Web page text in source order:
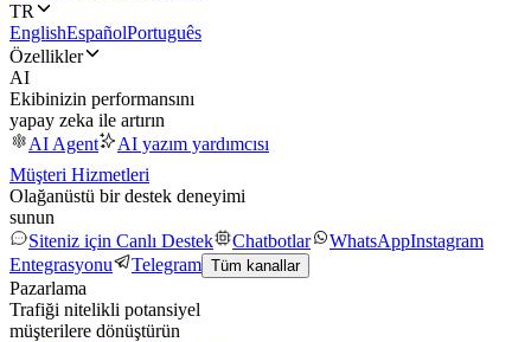
TR
EnglishEspañolPortuguês
Özellikler
AI
Ekibinizin performansını
yapay zeka ile artırın
AI Agent
AI yazım yardımcısı
Müşteri Hizmetleri
Olağanüstü bir destek deneyimi
sunun
Siteniz için Canlı Destek
Chatbotlar WhatsAppInstagram
Entegrasyonu
Telegram Tüm kanallar
Pazarlama
Trafiği nitelikli potansiyel
müşterilere dönüştürün